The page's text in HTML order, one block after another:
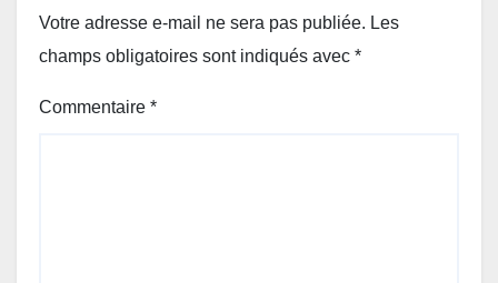
Votre adresse e-mail ne sera pas publiée. Les
champs obligatoires sont indiqués avec *
Commentaire *